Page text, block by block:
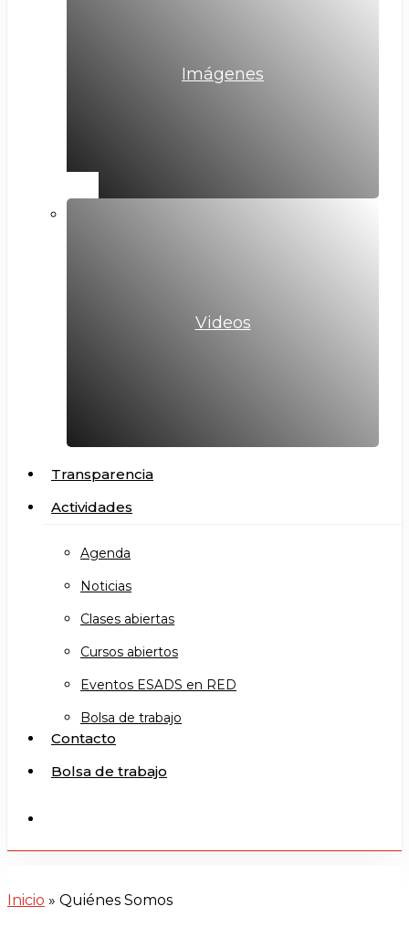
Imágenes
Videos
Transparencia
Actividades
Agenda
Noticias
Clases abiertas
Cursos abiertos
Eventos ESADS en RED
Bolsa de trabajo
Contacto
Bolsa de trabajo
Inicio » Quiénes Somos